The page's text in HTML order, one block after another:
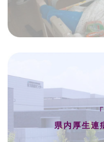
県内厚生連